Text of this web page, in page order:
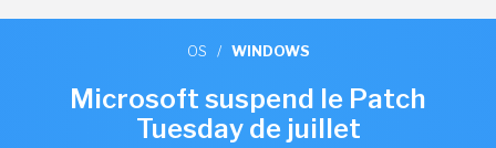
OS / WINDOWS
Microsoft suspend le Patch
Tuesday de juillet